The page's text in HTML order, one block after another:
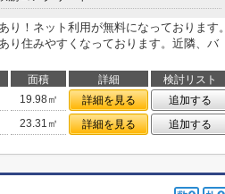
り！ネット利用が無料になっております。
り住みやすくなっております。近隣、バ
面積 詳細
検討リスト
19.98㎡ 詳細を見る
追加する
23.31㎡ 詳細を見る 追加する